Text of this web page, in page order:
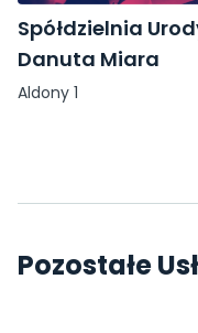
Spółdzielnia
Danuta Miara
Aldony 1
Pozostałe